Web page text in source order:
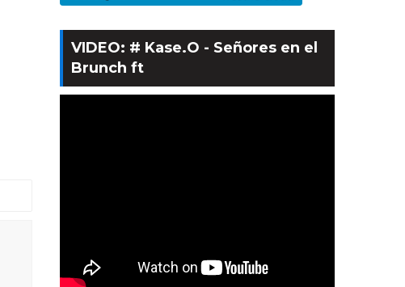
VIDEO: # Kase.O - Señores en el
Brunch ft